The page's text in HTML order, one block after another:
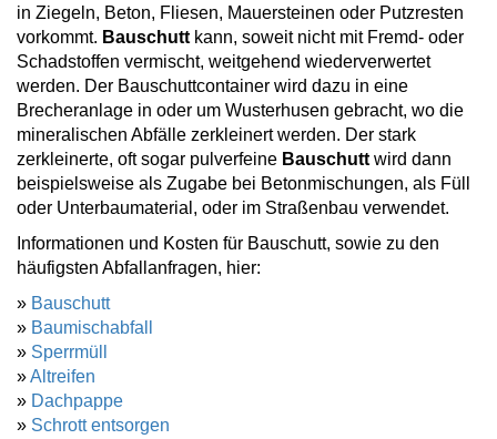
in Ziegeln, Beton, Fliesen, Mauersteinen oder Putzresten
vorkommt. Bauschutt kann, soweit nicht mit Fremd- oder
Schadstoffen vermischt, weitgehend wiederverwertet
werden. Der Bauschuttcontainer wird dazu in eine
Brecheranlage in oder um Wusterhusen gebracht, wo die
mineralischen Abfälle zerkleinert werden. Der stark
zerkleinerte, oft sogar pulverfeine Bauschutt wird dann
beispielsweise als Zugabe bei Betonmischungen, als Füll
oder Unterbaumaterial, oder im Straßenbau verwendet.
Informationen und Kosten für Bauschutt, sowie zu den
häufigsten Abfallanfragen, hier:
» Bauschutt
» Baumischabfall
» Sperrmüll
»Altreifen
» Dachpappe
» Schrott entsorgen